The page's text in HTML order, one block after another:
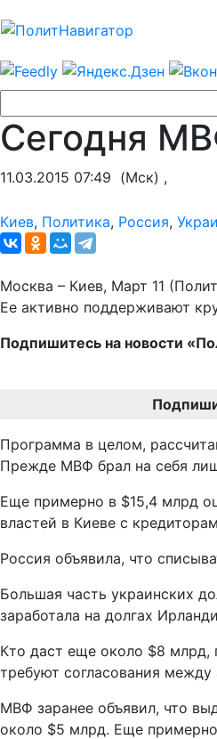
Сегодня
11.03.2015 07:49 (Мск) ,
Киев, Политика, Россия,
Москва – Киев, Март 11
Ее активно поддерживают
Подпишитесь на новости
Программа в целом,
Прежде МВФ брал на себя
Еще примерно в $15,4 млрд
властей в Киеве с
Россия объявила, что
Большая часть украинских
заработала на долгах
Кто даст еще около $8 млрд,
требуют согласования
МВФ заранее объявил, что
около $5 млрд. Еще